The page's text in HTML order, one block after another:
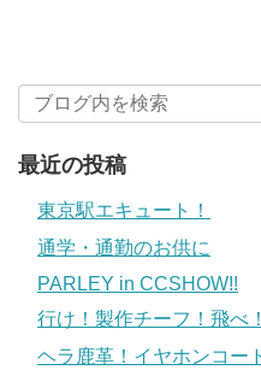
最近の投稿
東京駅エキュート！
通学・通勤のお供に
PARLEY in CCSHOW!!
行け！製作チーフ！飛べ
ヘラ鹿革！イヤホンコー